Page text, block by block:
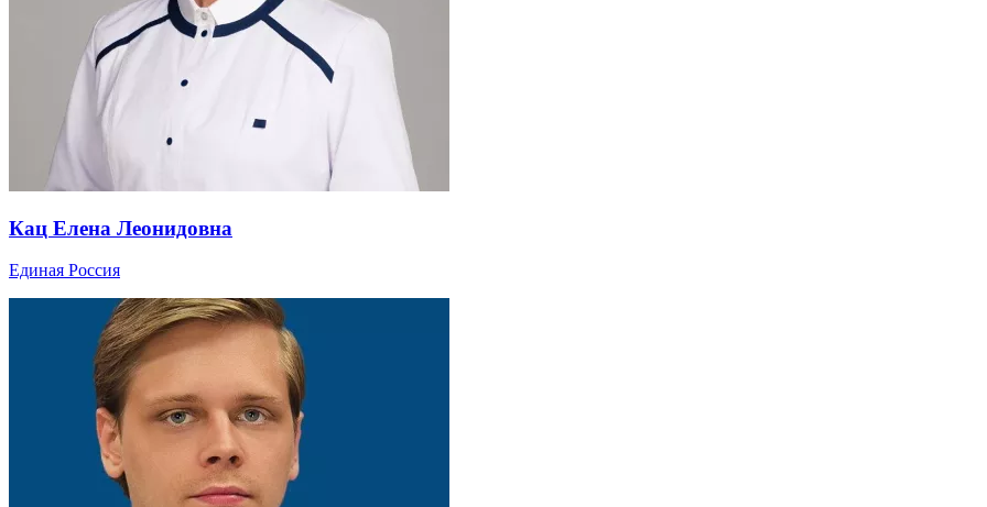
Кац Елена Леонидовна
Единая Россия